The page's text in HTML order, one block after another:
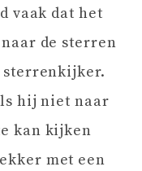
vaak dat het
de sterren
sterrenkijker.
hij niet naar
kan kijken
met een